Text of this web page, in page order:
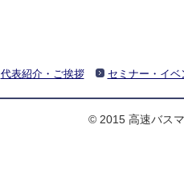
代表紹介・ご挨拶 セミナー・イベ
© 2015 高速バス